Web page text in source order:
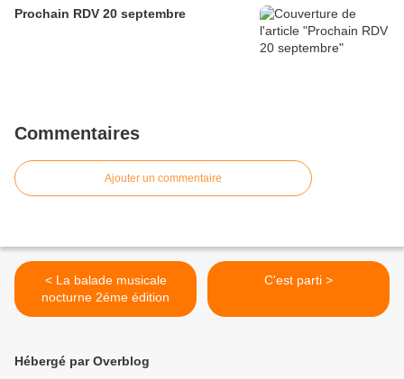
Prochain RDV 20 septembre
Commentaires
Ajouter un commentaire
< La balade musicale
nocturne 2éme édition
C'est parti >
Hébergé par Overblog